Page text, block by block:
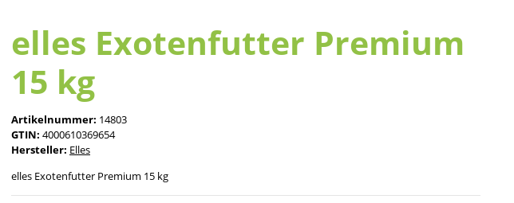
elles Exotenfutter Premium
15 kg
Artikelnummer: 14803
GTIN: 4000610369654
Hersteller: Elles
elles Exotenfutter Premium 15 kg